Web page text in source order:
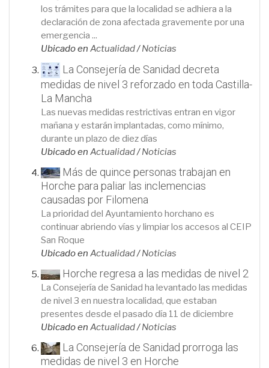
los trámites para que la localidad se adhiera a la
declaración de zona afectada gravemente por una
emergencia ...
Ubicado en Actualidad/Noticias
La Consejería de Sanidad decreta
medidas de nivel 3 reforzado en toda Castilla-
La Mancha
Las nuevas medidas restrictivas entran en vigor
mañana y estarán implantadas, como mínimo,
durante un plazo de diez días
Ubicado en Actualidad/Noticias
Más de quince personas trabajan en
Horche para paliar las inclemencias
causadas por Filomena
La prioridad del Ayuntamiento horchano es
continuar abriendo vías y limpiar los accesos al CEIP
San Roque
Ubicado en Actualidad/Noticias
Horche regresa a las medidas de nivel 2
La Consejería de Sanidad ha levantado las medidas
de nivel 3 en nuestra localidad, que estaban
presentes desde el pasado día 11 de diciembre
Ubicado en Actualidad/Noticias
La Consejería de Sanidad prorroga las
medidas de nivel 3 en Horche